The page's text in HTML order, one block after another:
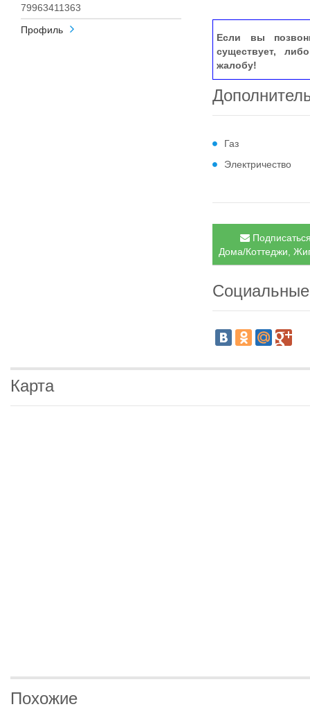
79963411363
Профиль
Если вы
существует,
жалобу!
Газ
Электричество
Дома/Коттеджи,
Карта
Похожие